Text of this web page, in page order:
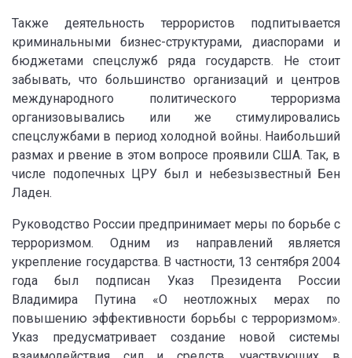
Также деятельность террористов подпитывается
криминальными бизнес-структурами, диаспорами и
бюджетами спецслужб ряда государств. Не стоит
забывать, что большинство организаций и центров
международного политического терроризма
организовывались или же стимулировались
спецслужбами в период холодной войны. Наибольший
размах и рвение в этом вопросе проявили США. Так, в
числе подопечных ЦРУ был и небезызвестный Бен
Ладен.
Руководство России предпринимает меры по борьбе с
терроризмом. Одним из направлений является
укрепление государства. В частности, 13 сентября 2004
года был подписан Указ Президента России
Владимира Путина «О неотложных мерах по
повышению эффективности борьбы с терроризмом».
Указ предусматривает создание новой системы